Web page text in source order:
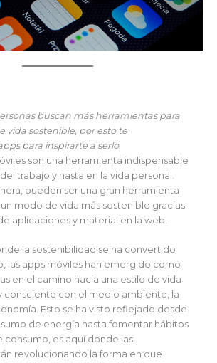
buscan más herramientas para
vida sostenible, por esto te
para inspirarte a serlo.
son una herramienta indispensable
trabajo y hasta en la vida personal.
pueden ser una gran herramienta
modo de vida más sostenible gracias
aplicaciones y material en la web.
la sostenibilidad se ha convertido
las apps móviles han emergido como
en el camino hacia una estilo de vida
consciente con el medio ambiente, la
Esto se ha visto reflejado desde
de energía hasta fomentar hábitos
consumo, es aquí donde las
revolucionando la forma en que